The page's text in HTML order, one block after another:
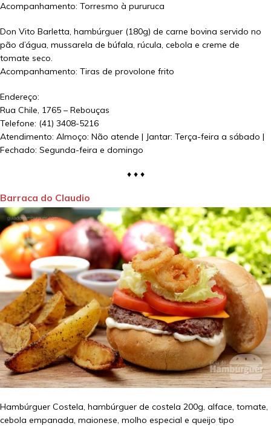
Acompanhamento: Torresmo à pururuca
Don Vito Barletta, hambúrguer (180g) de carne bovina servido no
pão d’água, mussarela de búfala, rúcula, cebola e creme de
tomate seco.
Acompanhamento: Tiras de provolone frito
Endereço:
Rua Chile, 1765 – Rebouças
Telefone: (41) 3408-5216
Atendimento: Almoço: Não atende | Jantar: Terça-feira a sábado |
Fechado: Segunda-feira e domingo
♦ ♦ ♦
Barraca do Claudio
Hambúrguer Costela, hambúrguer de costela 200g, alface, tomate,
cebola empanada, maionese, molho especial e queijo tipo